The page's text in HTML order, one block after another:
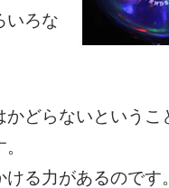
いろな
どらないというこ
る力があるのです。